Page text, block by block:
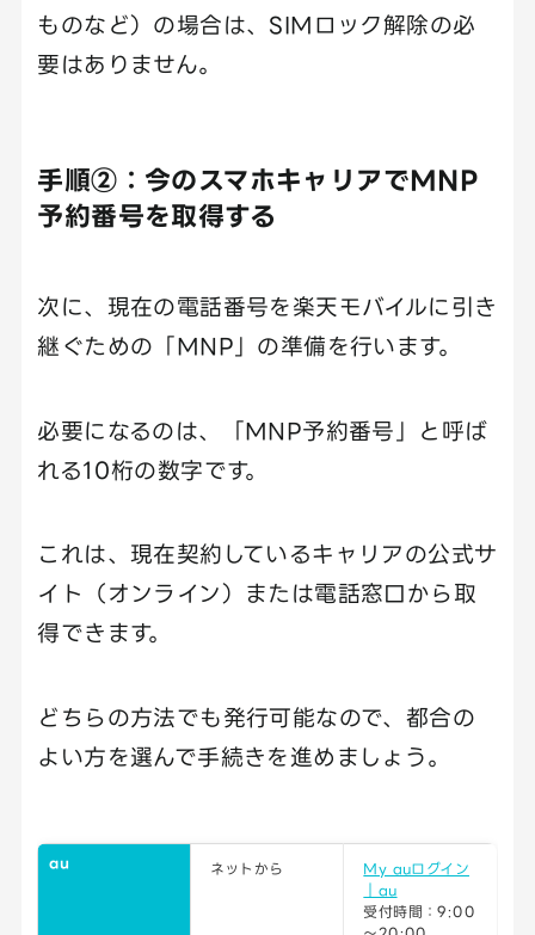
ものなど）の場合は、SIMロック解除の必
要はありません。
手順②：今のスマホキャリアでMNP
予約番号を取得する
次に、現在の電話番号を楽天モバイルに引き
継ぐための「MNP」の準備を行います。
必要になるのは、「MNP予約番号」と呼ば
れる10桁の数字です。
これは、現在契約しているキャリアの公式サ
イト（オンライン）または電話窓口から取
得できます。
どちらの方法でも発行可能なので、都合の
よい方を選んで手続きを進めましょう。
au ネットから
My auログイン
｜au
受付時間：9:00